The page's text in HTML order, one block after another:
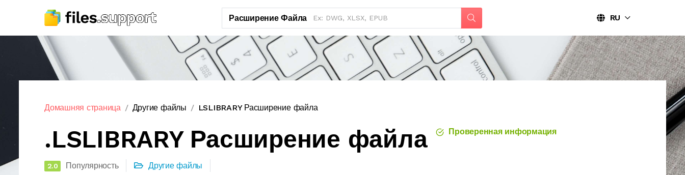
Расширение Файла RU
Домашняя страница Другие файлы LSLIBRARY Расширение файла
.LSLIBRARY Расширение файла Проверенная информация
2.0 Популярность Другие файлы